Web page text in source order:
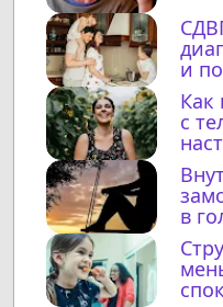
и
Как
с
в